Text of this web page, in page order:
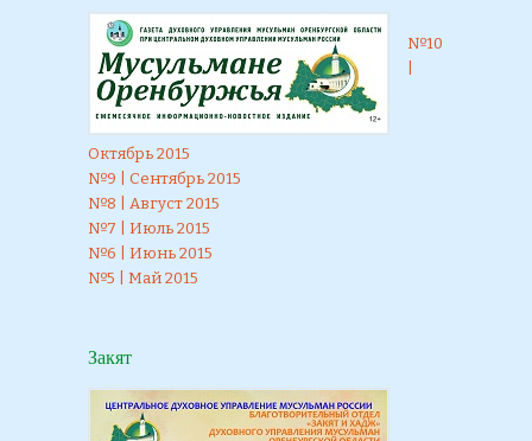
№10
Октябрь 2015
№9 | Сентябрь 2015
№8 | Август 2015
№7 | Июль 2015
№6 | Июнь 2015
№5 | Май 2015
Закят